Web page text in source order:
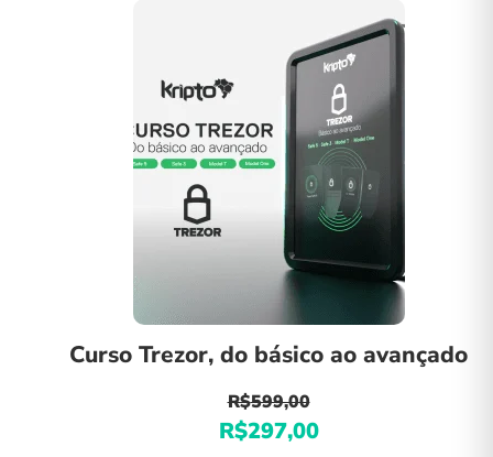
R$119,00.R$57,00.
opções
podem
ser
escolhidas
do
Curso Trezor, do básico ao avançado
R$599,00
O
R$297,00O